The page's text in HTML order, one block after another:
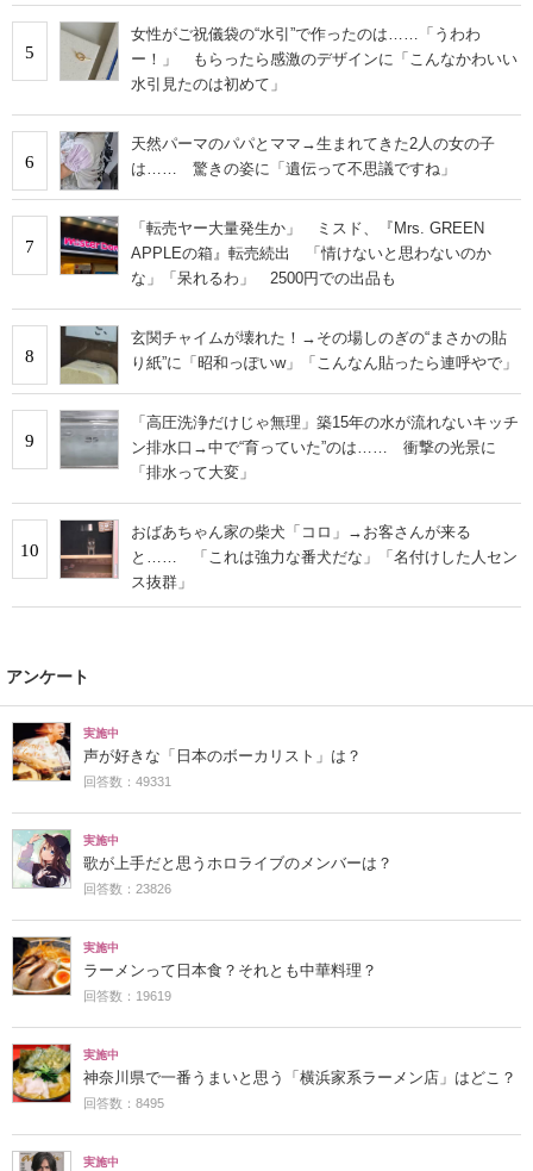
5
女性がご祝儀袋の“水引”で作ったのは……「うわわ
ー！」 もらったら感激のデザインに「こんなかわいい
水引見たのは初めて」
6
天然パーマのパパとママ→生まれてきた2人の女の子
は…… 驚きの姿に「遺伝って不思議ですね」
7
「転売ヤー大量発生か」 ミスド、『Mrs. GREEN
APPLEの箱』転売続出 「情けないと思わないのか
な」「呆れるわ」 2500円での出品も
8
玄関チャイムが壊れた！→その場しのぎの“まさかの貼
り紙”に「昭和っぽいw」「こんなん貼ったら連呼やで」
9
「高圧洗浄だけじゃ無理」築15年の水が流れないキッチ
ン排水口→中で“育っていた”のは…… 衝撃の光景に
「排水って大変」
10
おばあちゃん家の柴犬「コロ」→お客さんが来る
と…… 「これは強力な番犬だな」「名付けした人セン
ス抜群」
アンケート
実施中
声が好きな「日本のボーカリスト」は？
回答数：49331
実施中
歌が上手だと思うホロライブのメンバーは？
回答数：23826
実施中
ラーメンって日本食？それとも中華料理？
回答数：19619
実施中
神奈川県で一番うまいと思う「横浜家系ラーメン店」はどこ？
回答数：8495
実施中